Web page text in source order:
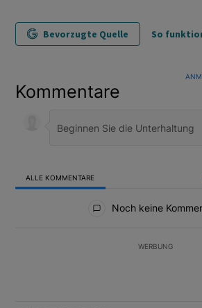
Bevorzugte Quelle So
Kommentare
ALLE KOMMENTARE
Noch keine
WERBUNG